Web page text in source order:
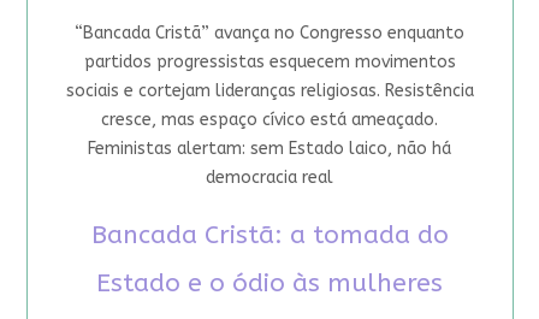
“Bancada Cristã” avança no Congresso enquanto
partidos progressistas esquecem movimentos
sociais e cortejam lideranças religiosas. Resistência
cresce, mas espaço cívico está ameaçado.
Feministas alertam: sem Estado laico, não há
democracia real
Bancada Cristã: a tomada do
Estado e o ódio às mulheres